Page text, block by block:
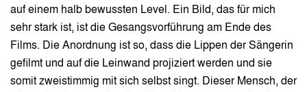
auf einem halb bewussten Level. Ein Bild, das für mich
sehr stark ist, ist die Gesangsvorführung am Ende des
Films. Die Anordnung ist so, dass die Lippen der Sängerin
gefilmt und auf die Leinwand projiziert werden und sie
somit zweistimmig mit sich selbst singt. Dieser Mensch, der